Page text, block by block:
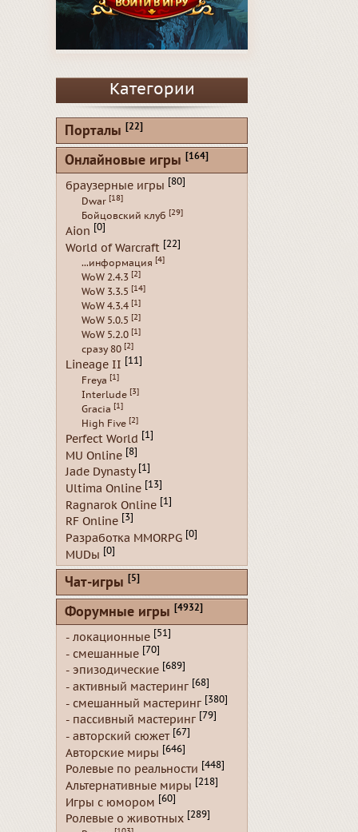
Категории
Порталы [22]
Онлайновые игры [164]
браузерные игры [80]
Dwar [18]
Бойцовский клуб [29]
Aion [0]
World of Warcraft [22]
...информация [4]
WoW 2.4.3 [2]
WoW 3.3.5 [14]
WoW 4.3.4 [1]
WoW 5.0.5 [2]
WoW 5.2.0 [1]
сразу 80 [2]
Lineage II [11]
Freya [1]
Interlude [3]
Gracia [1]
High Five [2]
Perfect World [1]
MU Online [8]
Jade Dynasty [1]
Ultima Online [13]
Ragnarok Online [1]
RF Online [3]
Разработка MMORPG [0]
MUDы [0]
Чат-игры [5]
Форумные игры [4932]
- локационные [51]
- смешанные [70]
- эпизодические [689]
- активный мастеринг [68]
- смешанный мастеринг [380]
- пассивный мастеринг [79]
- авторский сюжет [67]
Авторские миры [646]
Ролевые по реальности [448]
Альтернативные миры [218]
Игры с юмором [60]
Ролевые о животных [289]